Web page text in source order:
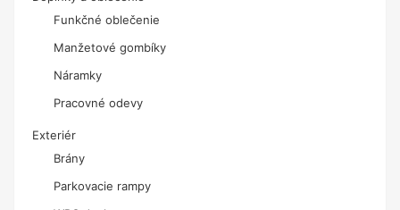
Funkčné oblečenie
Manžetové gombíky
Náramky
Pracovné odevy
Exteriér
Brány
Parkovacie rampy